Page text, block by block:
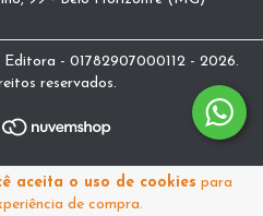
aceita o uso de cookies para
de compra.
- 01782907000112 - 2026.
reservados.